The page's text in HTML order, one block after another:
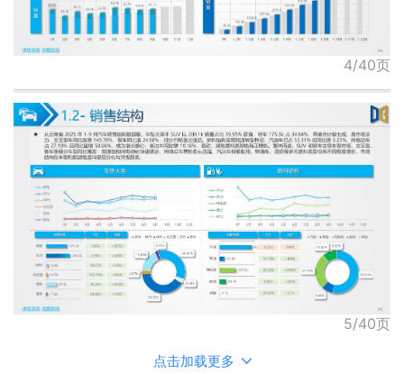
4/40页
5/40页
点击加载更多